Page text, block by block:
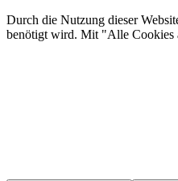
Durch die Nutzung dieser
benötigt wird. Mit "Alle Cookies